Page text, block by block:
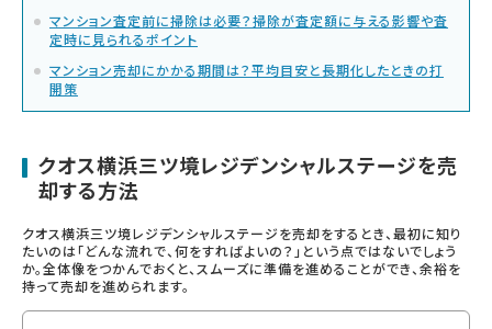
マンション査定前に掃除は必要？掃除が査定額に与える影響や査
定時に見られるポイント
マンション売却にかかる期間は？平均目安と長期化したときの打
開策
クオス横浜三ツ境レジデンシャルステージを売
却する方法
クオス横浜三ツ境レジデンシャルステージを売却をするとき、最初に知り
たいのは「どんな流れで、何をすればよいの？」という点ではないでしょう
か。全体像をつかんでおくと、スムーズに準備を進めることができ、余裕を
持って売却を進められます。